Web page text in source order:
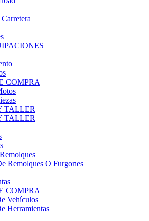
COMPRA
TALLER
TALLER
Remolques O Furgones
COMPRA
Vehículos
Herramientas